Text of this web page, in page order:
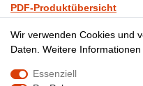
PDF-Produktübersicht
Impressum
Wir verwenden Cookies und
Daten. Weitere
Essenziell